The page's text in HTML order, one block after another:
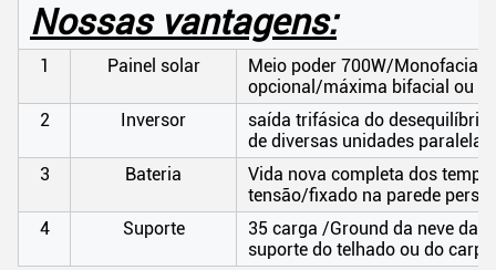
Nossas vantagens:
1 Painel solar
Meio poder 700W/Monofacial
opcional/máxima bifacial ou
2
Inversor
saída trifásica do
de diversas unidades
3
Bateria
Vida nova completa dos
tensão/fixado na parede
4
Suporte
35 carga /Ground da neve da
suporte do telhado ou do